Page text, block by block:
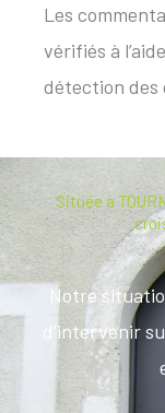
Les
vérifiés à
détection des
Située à
Notre
d’intervenir